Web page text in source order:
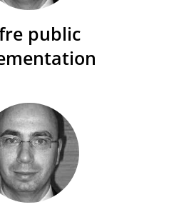
public